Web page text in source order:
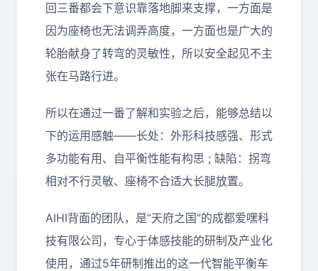
回三番都会下意识靠落地脚来支撑，一方面是
因为座椅也无法调弄高度，一方面也是广大的
轮胎献身了转弯的灵敏性，所以安全起见不主
张在马路行进。
所以在通过一番了解和实验之后，能够总结以
下的运用感触——长处：外形科技感强、形式
多功能有用、自平衡性能有构思 ; 缺陷：拐弯
相对不行灵敏、座椅不合适大长腿放置。
AIHI背面的团队，是“天府之国”的成都爱嘿科
技有限公司，专心于体感技能的研制及产业化
使用，通过5年研制推出的这一代智能平衡车